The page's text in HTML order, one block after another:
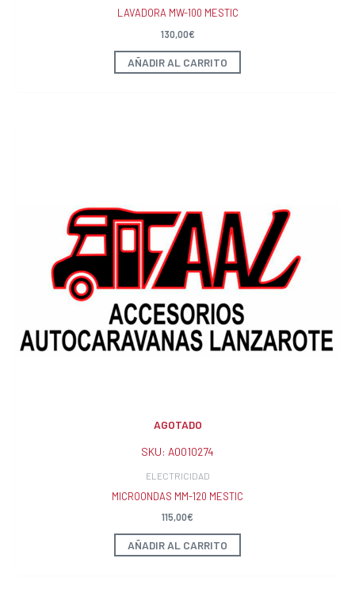
LAVADORA MW-100 MESTIC
130,00€
AÑADIR AL CARRITO
AGOTADO
SKU: A0010274
ELECTRICIDAD
MICROONDAS MM-120 MESTIC
115,00€
AÑADIR AL CARRITO